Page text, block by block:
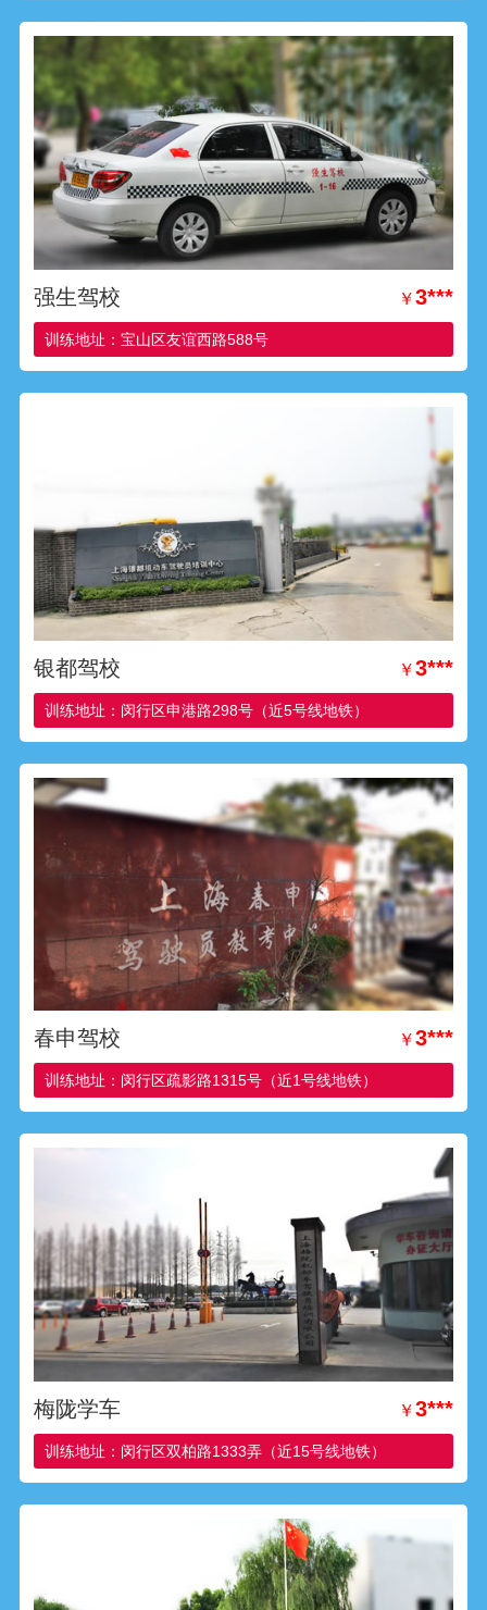
强生驾校 ￥3***
训练地址：宝山区友谊西路588号
银都驾校 ￥3***
训练地址：闵行区申港路298号（近5号线地铁）
春申驾校 ￥3***
训练地址：闵行区疏影路1315号（近1号线地铁）
梅陇学车 ￥3***
训练地址：闵行区双柏路1333弄（近15号线地铁）